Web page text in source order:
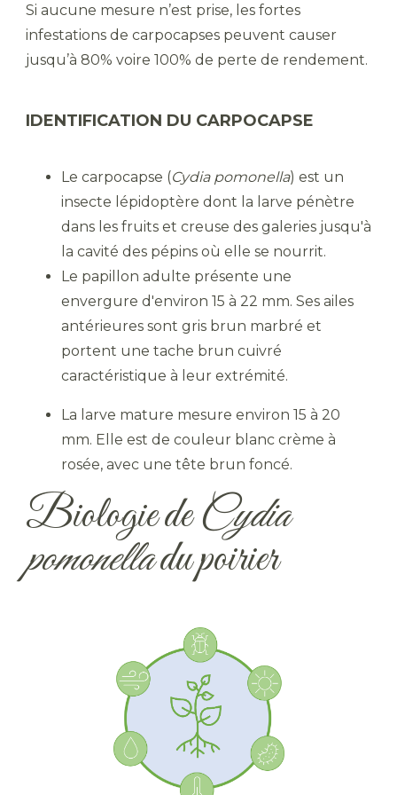
Si aucune mesure n’est prise, les fortes
infestations de carpocapses peuvent causer
jusqu’à 80% voire 100% de perte de rendement.
IDENTIFICATION DU CARPOCAPSE
Le carpocapse (Cydia pomonella) est un
insecte lépidoptère dont la larve pénètre
dans les fruits et creuse des galeries jusqu'à
la cavité des pépins où elle se nourrit.
Le papillon adulte présente une
envergure d'environ 15 à 22 mm. Ses ailes
antérieures sont gris brun marbré et
portent une tache brun cuivré
caractéristique à leur extrémité.
La larve mature mesure environ 15 à 20
mm. Elle est de couleur blanc crème à
rosée, avec une tête brun foncé.
Biologie deCydia
pomonelladu poirier